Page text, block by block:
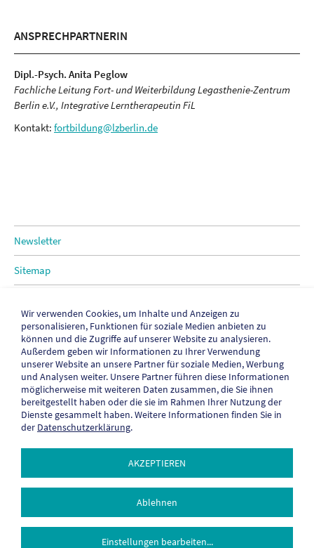
ANSPRECHPARTNERIN
Dipl.-Psych. Anita Peglow
Fachliche Leitung Fort- und Weiterbildung Legasthenie-Zentrum
Berlin e.V., Integrative Lerntherapeutin FiL
Kontakt: fortbildung@lzberlin.de
Newsletter
Sitemap
Impressum
Datenschutz
Cookies
AGB
Widerrufsformular
© 2026 Legasthenie-Zentrum Berlin e.V.
Wir verwenden Cookies, um Inhalte und Anzeigen zu
personalisieren, Funktionen für soziale Medien anbieten zu
können und die Zugriffe auf unserer Website zu analysieren.
Außerdem geben wir Informationen zu Ihrer Verwendung
unserer Website an unsere Partner für soziale Medien, Werbung
und Analysen weiter. Unsere Partner führen diese Informationen
möglicherweise mit weiteren Daten zusammen, die Sie ihnen
bereitgestellt haben oder die sie im Rahmen Ihrer Nutzung der
Dienste gesammelt haben. Weitere Informationen finden Sie in
der Datenschutzerklärung.
Einstellungen bearbeiten...
Ablehnen
AKZEPTIEREN